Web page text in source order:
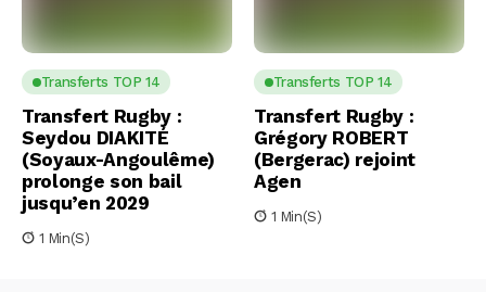
Transferts TOP 14
Transfert Rugby :
Seydou DIAKITÉ
(Soyaux-Angoulême)
prolonge son bail
jusqu’en 2029
1 Min(s)
Transferts TOP 14
Transfert Rugby :
Grégory ROBERT
(Bergerac) rejoint
Agen
1 Min(s)